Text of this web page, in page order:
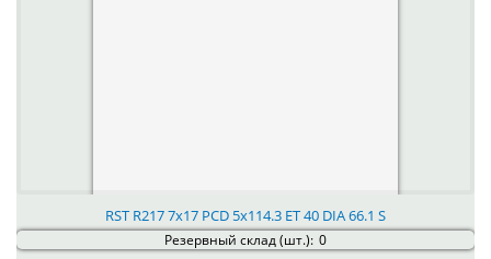
RST R217 7x17 PCD 5x114.3 ET 40 DIA 66.1 S
Резервный склад (шт.): 0